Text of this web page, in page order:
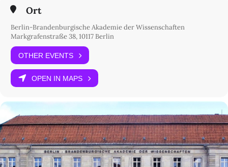
ganz herzlich zu dieser besonderen Geburtstagsfeier willkommen!
Christoph Markschies
Präsident der Akademie
Anmeldung
Ort
Berlin-Brandenburgische Akademie der Wissenschaften
Markgrafenstraße 38, 10117 Berlin
OTHER EVENTS
OPEN IN MAPS